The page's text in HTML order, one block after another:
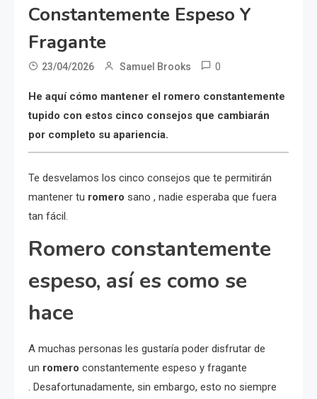
Constantemente Espeso Y
Fragante
23/04/2026 Samuel Brooks 0
He aquí cómo mantener el romero constantemente
tupido con estos cinco consejos que cambiarán
por completo su apariencia.
Te desvelamos los cinco consejos que te permitirán
mantener tu romero sano , nadie esperaba que fuera
tan fácil.
Romero constantemente
espeso, así es como se
hace
A muchas personas les gustaría poder disfrutar de
un romero constantemente espeso y fragante
. Desafortunadamente, sin embargo, esto no siempre